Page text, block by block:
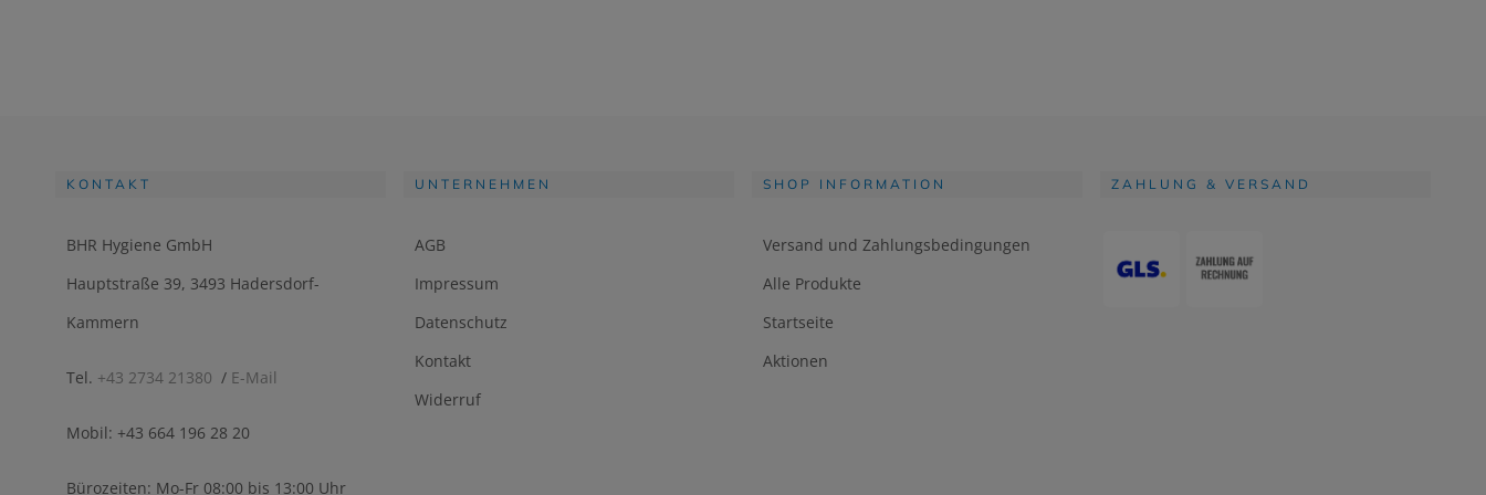
KONTAKT
BHR Hygiene GmbH
Hauptstraße 39, 3493 Hadersdorf-
Kammern
Tel. +43 2734 21380 / E-Mail
Mobil: +43 664 196 28 20
Bürozeiten: Mo-Fr 08:00 bis 13:00 Uhr
UNTERNEHMEN
AGB
Impressum
Datenschutz
Kontakt
Widerruf
SHOP INFORMATION
Versand und Zahlungsbedingungen
Alle Produkte
Startseite
Aktionen
ZAHLUNG & VERSAND